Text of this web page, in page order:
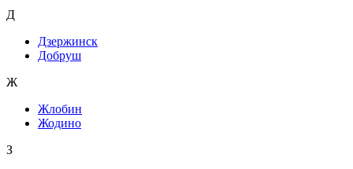
Д
Дзержинск
Добруш
Ж
Жлобин
Жодино
З